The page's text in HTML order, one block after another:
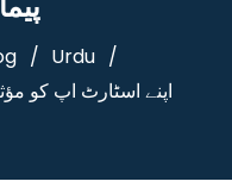
Urdu
اپنے اسٹارٹ اپ کو